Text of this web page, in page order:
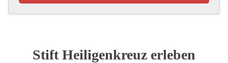
Stift Heiligenkreuz erleben